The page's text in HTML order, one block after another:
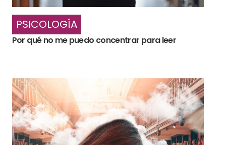
PSICOLOGÍA
Por qué no me puedo concentrar para leer